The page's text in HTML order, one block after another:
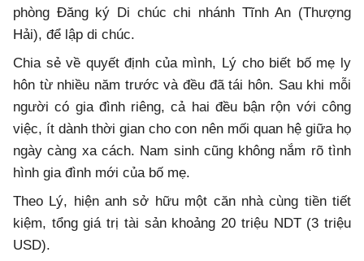
phòng Đăng ký Di chúc chi nhánh Tĩnh An (Thượng
Hải), để lập di chúc.
Chia sẻ về quyết định của mình, Lý cho biết bố mẹ ly
hôn từ nhiều năm trước và đều đã tái hôn. Sau khi mỗi
người có gia đình riêng, cả hai đều bận rộn với công
việc, ít dành thời gian cho con nên mối quan hệ giữa họ
ngày càng xa cách. Nam sinh cũng không nắm rõ tình
hình gia đình mới của bố mẹ.
Theo Lý, hiện anh sở hữu một căn nhà cùng tiền tiết
kiệm, tổng giá trị tài sản khoảng 20 triệu NDT (3 triệu
USD).